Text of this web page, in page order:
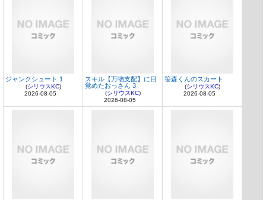
ジャンクシュート 1
(シリウスKC)
2026-08-05
スキル【万物支配】に目
覚めたおっさん 3
(シリウスKC)
2026-08-05
笹森くんのスカート
(シリウスKC)
2026-08-05